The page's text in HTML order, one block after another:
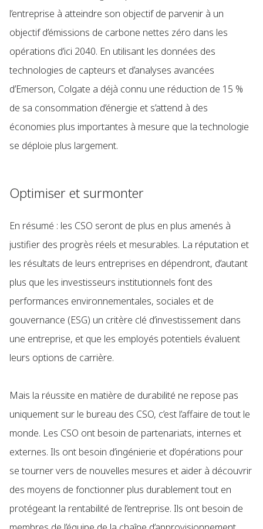
l’entreprise à atteindre son objectif de parvenir à un
objectif d’émissions de carbone nettes zéro dans les
opérations d’ici 2040. En utilisant les données des
technologies de capteurs et d’analyses avancées
d’Emerson, Colgate a déjà connu une réduction de 15 %
de sa consommation d’énergie et s’attend à des
économies plus importantes à mesure que la technologie
se déploie plus largement.
Optimiser et surmonter
En résumé : les CSO seront de plus en plus amenés à
justifier des progrès réels et mesurables. La réputation et
les résultats de leurs entreprises en dépendront, d’autant
plus que les investisseurs institutionnels font des
performances environnementales, sociales et de
gouvernance (ESG) un critère clé d’investissement dans
une entreprise, et que les employés potentiels évaluent
leurs options de carrière.
Mais la réussite en matière de durabilité ne repose pas
uniquement sur le bureau des CSO, c’est l’affaire de tout le
monde. Les CSO ont besoin de partenariats, internes et
externes. Ils ont besoin d’ingénierie et d’opérations pour
se tourner vers de nouvelles mesures et aider à découvrir
des moyens de fonctionner plus durablement tout en
protégeant la rentabilité de l’entreprise. Ils ont besoin de